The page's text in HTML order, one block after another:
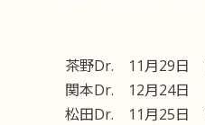
茶野Dr. 11月29日
関本Dr. 12月24日
松田Dr. 11月25日